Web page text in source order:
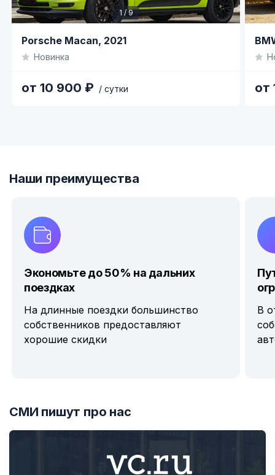
1 / 9
Porsche Macan, 2021
Новинка
от 10 900 ₽ / сутки от
Наши преимущества
Экономьте до 50% на дальних
поездках
На длинные поездки большинство
собственников предоставляют
хорошие скидки
В
of
7
СМИ пишут про нас